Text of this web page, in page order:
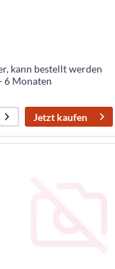
kann bestellt werden
6 Monaten
Jetzt kaufen